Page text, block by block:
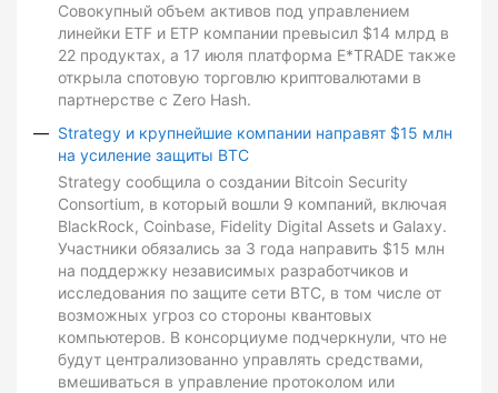
Совокупный объем активов под управлением
линейки ETF и ETP компании превысил $14 млрд в
22 продуктах, а 17 июля платформа E*TRADE также
открыла спотовую торговлю криптовалютами в
партнерстве с Zero Hash.
Strategy и крупнейшие компании направят $15 млн
на усиление защиты BTC
Strategy сообщила о создании Bitcoin Security
Consortium, в который вошли 9 компаний, включая
BlackRock, Coinbase, Fidelity Digital Assets и Galaxy.
Участники обязались за 3 года направить $15 млн
на поддержку независимых разработчиков и
исследования по защите сети BTC, в том числе от
возможных угроз со стороны квантовых
компьютеров. В консорциуме подчеркнули, что не
будут централизованно управлять средствами,
вмешиваться в управление протоколом или